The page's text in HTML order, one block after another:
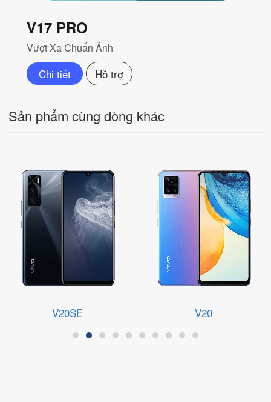
V17 PRO
Vượt Xa Chuẩn Ảnh
Chi tiết Hỗ trợ
Sản phẩm cùng dòng khác
V20SE V20